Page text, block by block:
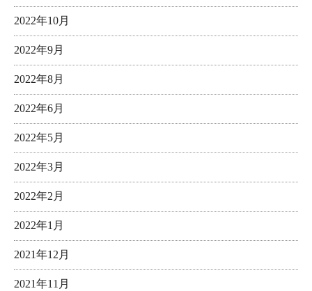
2022年10月
2022年9月
2022年8月
2022年6月
2022年5月
2022年3月
2022年2月
2022年1月
2021年12月
2021年11月